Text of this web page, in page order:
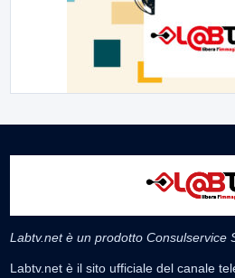
Labtv.net è un prodotto Consulservice
Labtv.net è il sito ufficiale del canale